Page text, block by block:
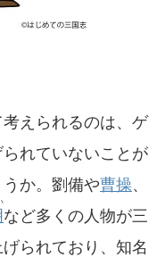
えられるのは、ゲ
れていないことが
か。劉備や曹操、
など多くの人物が三
られており、知名